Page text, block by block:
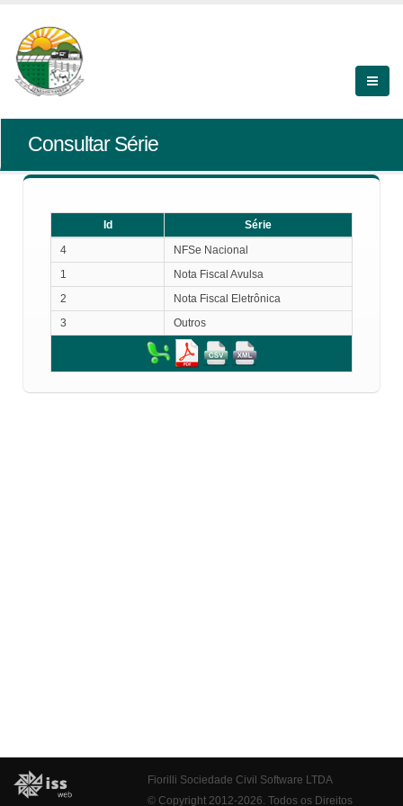
Consultar Série
Id
Série
Série
4
NFSe Nacional
1
Nota Fiscal Avulsa
2
Nota Fiscal Eletrônica
3
Outros
Fiorilli Sociedade Civil Software LTDA
© Copyright 2012-2026. Todos os Direitos